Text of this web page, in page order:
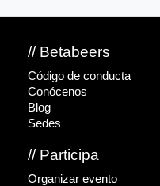
// Betabeers
Código de conducta
Conócenos
Blog
Sedes
// Participa
Organizar evento